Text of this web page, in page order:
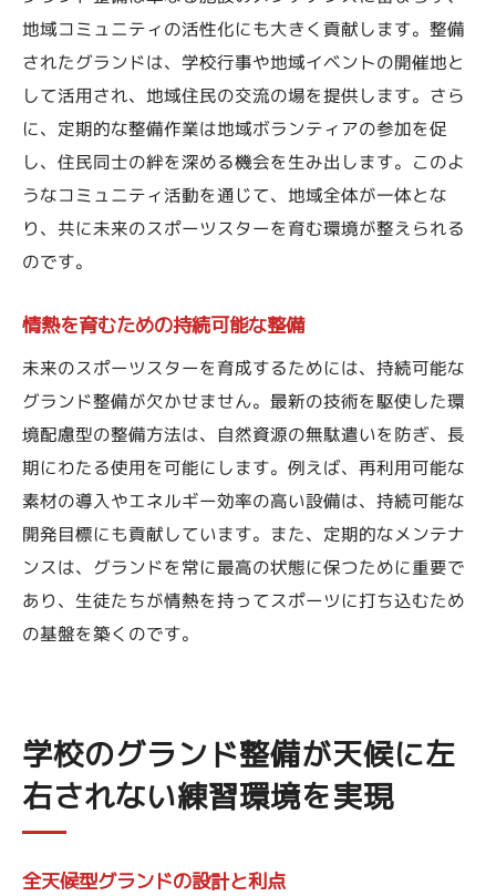
地域コミュニティの活性化にも大きく貢献します。整備
されたグランドは、学校行事や地域イベントの開催地と
して活用され、地域住民の交流の場を提供します。さら
に、定期的な整備作業は地域ボランティアの参加を促
し、住民同士の絆を深める機会を生み出します。このよ
うなコミュニティ活動を通じて、地域全体が一体とな
り、共に未来のスポーツスターを育む環境が整えられる
のです。
情熱を育むための持続可能な整備
未来のスポーツスターを育成するためには、持続可能な
グランド整備が欠かせません。最新の技術を駆使した環
境配慮型の整備方法は、自然資源の無駄遣いを防ぎ、長
期にわたる使用を可能にします。例えば、再利用可能な
素材の導入やエネルギー効率の高い設備は、持続可能な
開発目標にも貢献しています。また、定期的なメンテナ
ンスは、グランドを常に最高の状態に保つために重要で
あり、生徒たちが情熱を持ってスポーツに打ち込むため
の基盤を築くのです。
学校のグランド整備が天候に左
右されない練習環境を実現
全天候型グランドの設計と利点